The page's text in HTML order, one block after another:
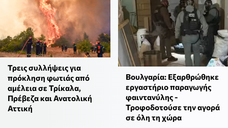
Τρεις συλλήψεις για
πρόκληση φωτιάς από
αμέλεια σε Τρίκαλα,
Πρέβεζα και Ανατολική
Αττική
Βουλγαρία: Εξαρθρώθηκε
εργαστήριο παραγωγής
φαιντανύλης -
Τροφοδοτούσε την αγορά
σε όλη τη χώρα